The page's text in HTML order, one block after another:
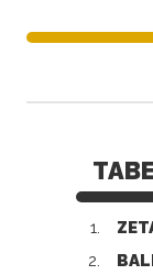
1.
2.